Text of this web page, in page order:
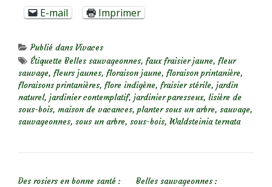
E-mail Imprimer
Publié dansVivaces
Étiquette Belles sauvageonnes, faux fraisier jaune, fleur
sauvage, fleurs jaunes, floraison jaune, floraison printanière,
floraisons printanières, flore indigène, fraisier stérile, jardin
naturel, jardinier contemplatif, jardinier paresseux, lisière de
sous-bois, maison de vacances, planter sous un arbre, sauvage,
sauvageonnes, sous un arbre, sous-bois, Waldsteinia ternata
Des rosiers en bonne santé :
Belles sauvageonnes :